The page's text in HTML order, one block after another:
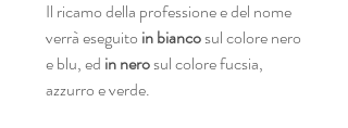
Il ricamo della professione e del nome
verrà eseguito in biancosul colore nero
e blu, ed in nerosul colore fucsia,
azzurro e verde.